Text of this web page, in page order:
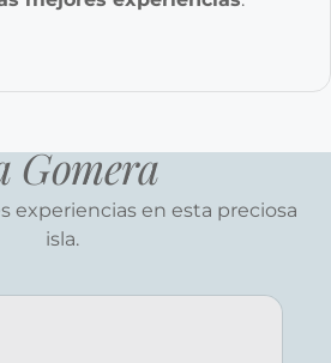
Gomera
experiencias en esta preciosa
isla.